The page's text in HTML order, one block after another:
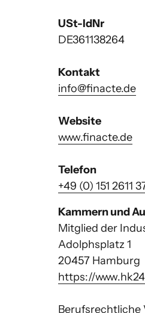
USt-IdNr
DE361138264
Kontakt
info@finacte.de
Website
www.finacte.de
Telefon
+49 (0) 151 2611
Kammern und
Mitglied der
Adolphsplatz 1
https://
Berufsrechtliche